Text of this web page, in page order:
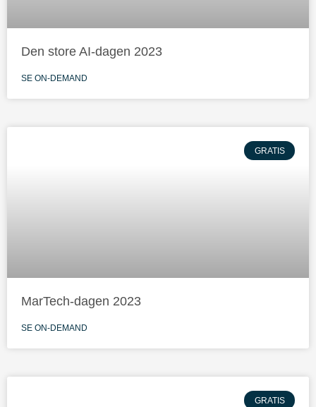
Den store AI-dagen 2023
SE ON-DEMAND
GRATIS
MarTech-dagen 2023
SE ON-DEMAND
GRATIS